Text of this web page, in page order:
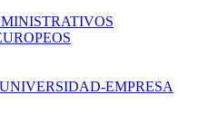
EMPRESA